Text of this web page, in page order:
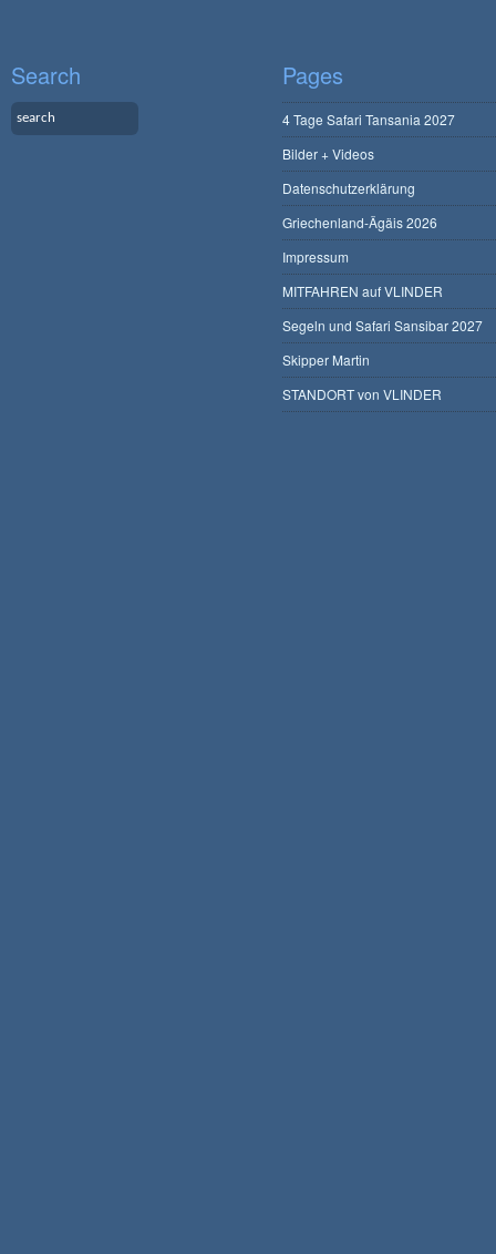
Search Pages
4 Tage Safari Tansania 2027
Bilder + Videos
Datenschutzerklärung
Griechenland-Ägäis 2026
Impressum
MITFAHREN auf VLINDER
Segeln und Safari Sansibar 2027
Skipper Martin
STANDORT von VLINDER